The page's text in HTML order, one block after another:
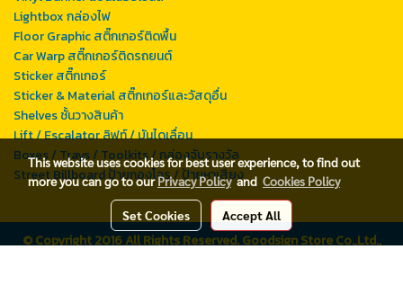
Lightbox กล่องไฟ
Floor Graphic สติ๊กเกอร์ติดพื้น
Car Warp สติ๊กเกอร์ติดรถยนต์
Sticker สติ๊กเกอร์
Sticker & Material สติ๊กเกอร์และวัสดุอื่น
Shelves ชั้นวางสินค้า
Lift / Escalator ลิฟท์ / บันไดเลื่อน
Boxes / Trays / Toolkits / กล่องจับรางวัล
Street Billboard ป้ายกองโจร / ป้ายหาเสียง
© Copyright 2016 All Rights Reserved. Goodsign Store Co.,Ltd.,
This website uses cookies for best user experience, to find out
more you can go to ourPrivacy Policyand Cookies Policy
Set Cookies Accept All